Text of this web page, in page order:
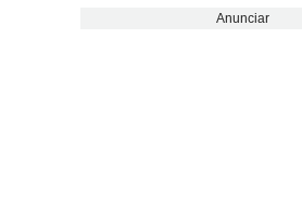
Anunciar